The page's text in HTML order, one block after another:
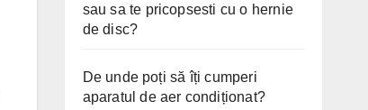
sau sa te pricopsesti cu o hernie
de disc?
De unde poți să îți cumperi
aparatul de aer condiționat?